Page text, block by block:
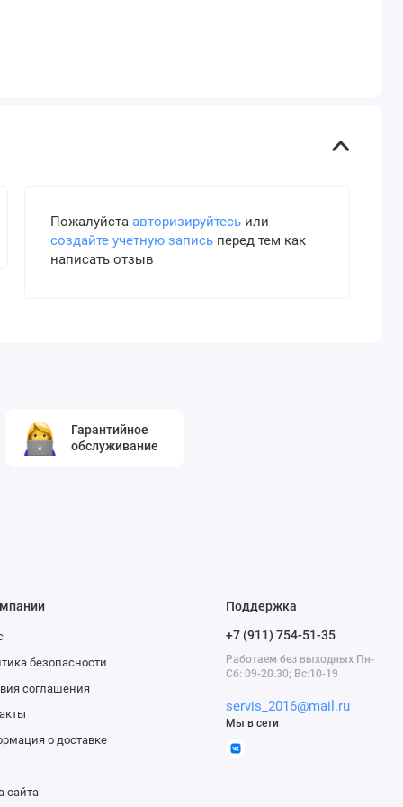
Пожалуйста авторизируйтесьили
создайте учетную записьперед тем как
написать отзыв
Гарантийное
обслуживание
безопасности
соглашения
о доставке
сайта
Поддержка
+7 (911) 754-51-35
Работаем без выходных Пн-
Сб: 09-20.30; Вс:10-19
servis_2016@mail.ru
Мы в сети